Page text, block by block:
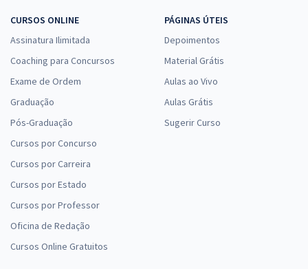
CURSOS ONLINE
Assinatura Ilimitada
Coaching para Concursos
Exame de Ordem
Graduação
Pós-Graduação
Cursos por Concurso
Cursos por Carreira
Cursos por Estado
Cursos por Professor
Oficina de Redação
Cursos Online Gratuitos
PÁGINAS ÚTEIS
Depoimentos
Material Grátis
Aulas ao Vivo
Aulas Grátis
Sugerir Curso